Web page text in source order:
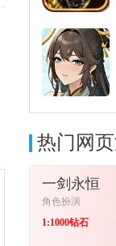
热门网
一剑永恒
角色扮演
1:1000钻石